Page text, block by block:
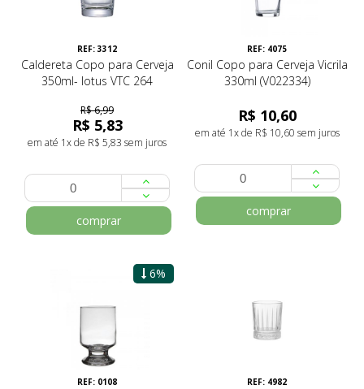
REF: 3312
Caldereta Copo para Cerveja
350ml- lotus VTC 264
R$ 6,99
R$ 5,83
em até 1x de R$ 5,83 sem juros
comprar
REF: 4075
Conil Copo para Cerveja Vicrila
330ml (V022334)
R$ 10,60
em até 1x de R$ 10,60 sem juros
comprar
6%
REF: 0108 REF: 4982